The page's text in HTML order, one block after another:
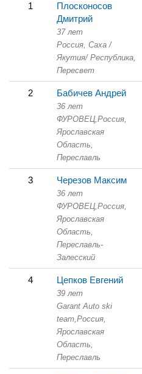
1
Плосконосов
Дмитрий
37 лет
Россия, Саха /
Якутия/ Республика,
Пересвет
2 Бабичев Андрей
36 лет
ФУРОВЕЦ,Россия,
Ярославская
Область,
Переславль
3 Черезов Максим
36 лет
ФУРОВЕЦ,Россия,
Ярославская
Область,
Переславль-
Залесский
4 Цепков Евгений
39 лет
Garant Auto ski
team,Россия,
Ярославская
Область,
Переславль